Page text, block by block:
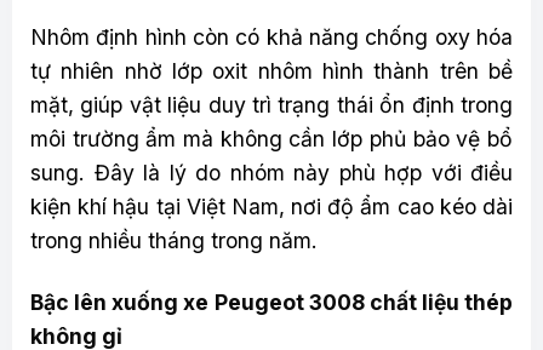
Nhôm định hình còn có khả năng chống oxy hóa
tự nhiên nhờ lớp oxit nhôm hình thành trên bề
mặt, giúp vật liệu duy trì trạng thái ổn định trong
môi trường ẩm mà không cần lớp phủ bảo vệ bổ
sung. Đây là lý do nhóm này phù hợp với điều
kiện khí hậu tại Việt Nam, nơi độ ẩm cao kéo dài
trong nhiều tháng trong năm.
Bậc lên xuống xe Peugeot 3008 chất liệu thép
không gỉ